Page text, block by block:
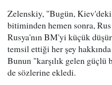
Zelenskiy, "Bugün,
bitiminden hemen sonra,
Rusya'nın BM'yi küçük
temsil ettiği her şey
Bunun "karşılık gelen
de sözlerine ekledi.